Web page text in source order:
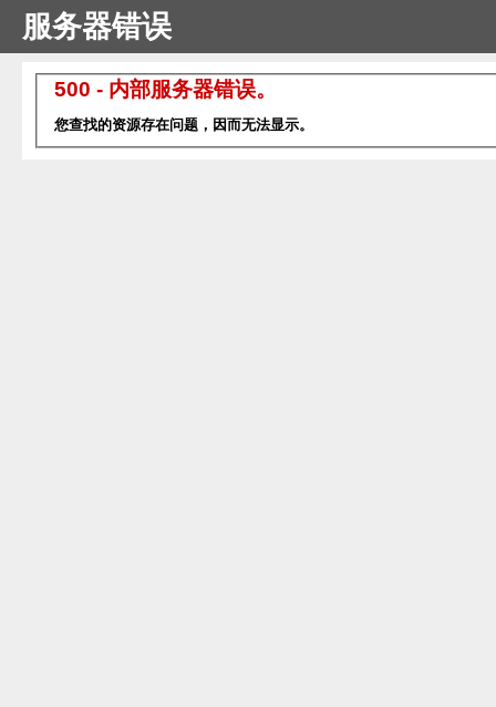
服务器错误
500 - 内部服务器错误。
您查找的资源存在问题，因而无法显示。